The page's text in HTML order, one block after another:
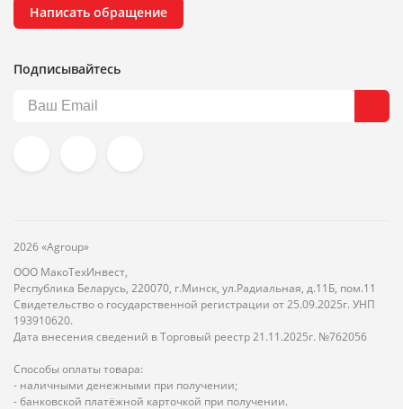
Написать обращение
Подписывайтесь
2026 «Agroup»
ООО МакоТехИнвест,
Республика Беларусь, 220070, г.Минск, ул.Радиальная, д.11Б, пом.11
Свидетельство о государственной регистрации от 25.09.2025г. УНП
193910620.
Дата внесения сведений в Торговый реестр 21.11.2025г. №762056
Способы оплаты товара:
- наличными денежными при получении;
- банковской платёжной карточкой при получении.